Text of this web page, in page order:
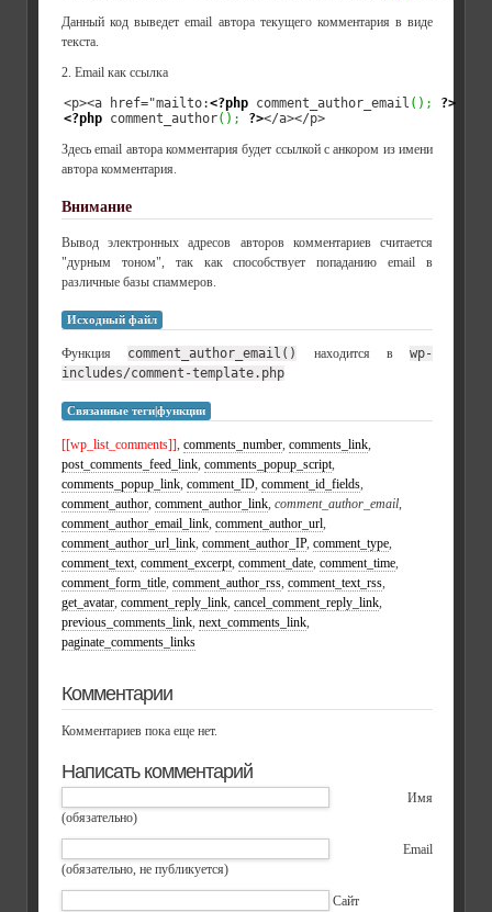
Данный код выведет email автора текущего комментария в виде
текста.
2. Email как ссылка
<p><a href="mailto:<?php comment_author_email ( ) ; ?>
<?php comment_author( ) ; ?></a></p>
Здесь email автора комментария будет ссылкой с анкором из имени
автора комментария.
Внимание
Вывод электронных адресов авторов комментариев считается
"дурным тоном", так как способствует попаданию email в
различные базы спаммеров.
Исходный файл
Функция comment_author_email() находится в wp-
includes/comment-template.php
Связанные теги|функции
[[wp_list_comments]], comments_number, comments_link,
post_comments_feed_link, comments_popup_script,
comments_popup_link, comment_ID, comment_id_fields,
comment_author, comment_author_link, comment_author_email,
comment_author_email_link, comment_author_url,
comment_author_url_link, comment_author_IP, comment_type,
comment_text, comment_excerpt, comment_date, comment_time,
comment_form_title, comment_author_rss, comment_text_rss,
get_avatar, comment_reply_link, cancel_comment_reply_link,
previous_comments_link, next_comments_link,
paginate_comments_links
Комментарии
Комментариев пока еще нет.
Написать комментарий
Имя
(обязательно)
Email
(обязательно, не публикуется)
Сайт